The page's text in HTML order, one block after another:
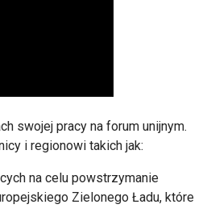
swojej pracy na forum unijnym.
i regionowi takich jak:
na celu powstrzymanie
Zielonego Ładu, które